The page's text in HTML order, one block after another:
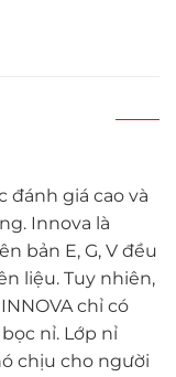
đánh giá cao và
Innova là
bản E, G, V đều
liệu. Tuy nhiên,
chỉ có
nỉ. Lớp nỉ
chịu cho người